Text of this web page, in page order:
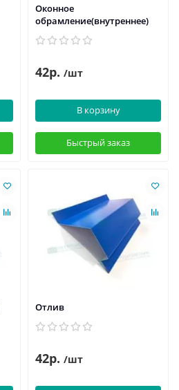
Оконное
обрамление(внутреннее)
42р. /шт
В корзину
Быстрый заказ
Отлив
42р. /шт